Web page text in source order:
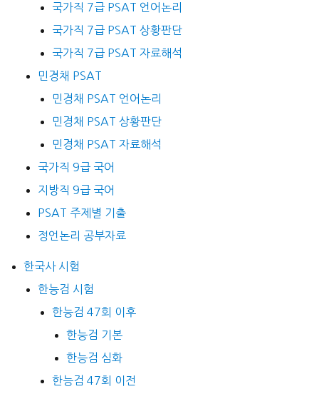
국가직 7급 PSAT 언어논리
국가직 7급 PSAT 상황판단
국가직 7급 PSAT 자료해석
민경채 PSAT
민경채 PSAT 언어논리
민경채 PSAT 상황판단
민경채 PSAT 자료해석
국가직 9급 국어
지방직 9급 국어
PSAT 주제별 기출
정언논리 공부자료
한국사 시험
한능검 시험
한능검 47회 이후
한능검 기본
한능검 심화
한능검 47회 이전